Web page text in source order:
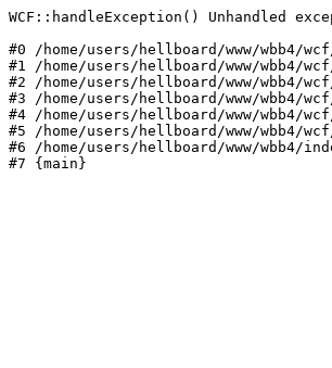
WCF::handleException() Unhandled
#0 /home/users/hellboard/www/wbb4/
#1 /home/users/hellboard/www/wbb4/
#2 /home/users/hellboard/www/wbb4/
#3 /home/users/hellboard/www/wbb4/
#4 /home/users/hellboard/www/wbb4/
#5 /home/users/hellboard/www/wbb4/
#6 /home/users/hellboard/www/wbb4/
#7 {main}